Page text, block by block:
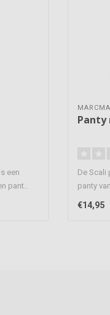
een
pant..
Panty
De Scali
panty
€14,95